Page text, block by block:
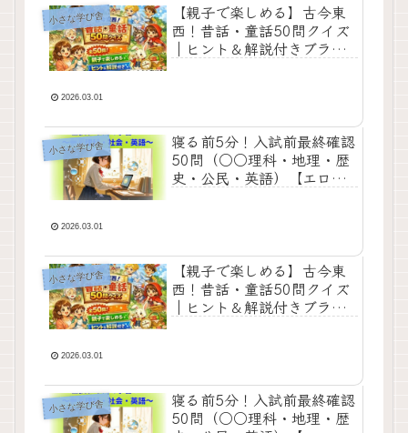
小さな学び舎
【親子で楽しめる】古今東
西！昔話・童話50問クイズ
｜ヒント＆解説付きブラウ
2026.03.01
小さな学び舎
寝る前5分！入試前最終確認
50問（○○理科・地理・歴
史・公民・英語）【エロ同
2026.03.01
小さな学び舎
【親子で楽しめる】古今東
西！昔話・童話50問クイズ
｜ヒント＆解説付きブラウ
2026.03.01
小さな学び舎
寝る前5分！入試前最終確認
50問（○○理科・地理・歴